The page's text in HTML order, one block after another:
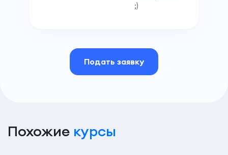
;)
Подать заявку
Похожие курсы